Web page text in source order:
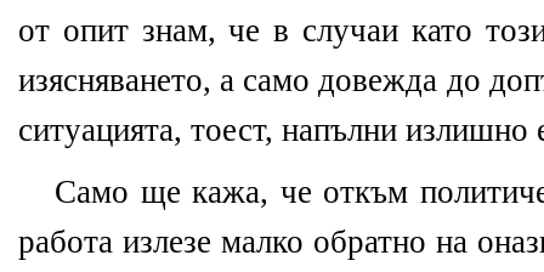
от опит знам, че в случаи като
изясняването, а само довежда до
ситуацията, тоест, напълни излишно
Само ще кажа, че откъм
работа излезе малко обратно на